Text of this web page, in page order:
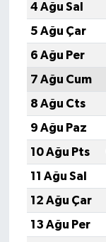
4 Ağu Sal
5 Ağu Çar
6 Ağu Per
7 Ağu Cum
8 Ağu Cts
9 Ağu Paz
10 Ağu Pts
11 Ağu Sal
12 Ağu Çar
13 Ağu Per